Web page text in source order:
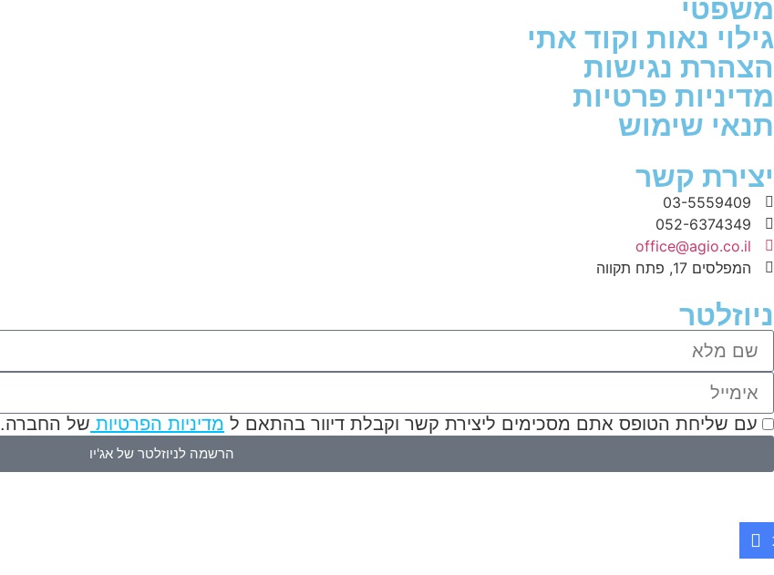
משפטי
גילוי נאות וקוד אתי
הצהרת נגישות
מדיניות פרטיות
תנאי שימוש
יצירת קשר
03-5559409
052-6374349
office@agio.co.il
המפלסים 17, פתח תקווה
ניוזלטר
עם שליחת הטופס אתם מסכימים ליצירת קשר וקבלת דיוור בהתאם ל מדיניות הפרטיות של החברה.
הרשמה לניוזלטר של אג'יו